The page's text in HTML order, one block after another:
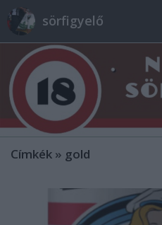
sörfigyelő
Címkék » gold